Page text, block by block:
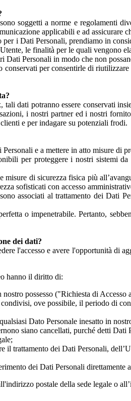
soggetti a norme e regolamenti
applicabili e ad assicurare
i Dati Personali, prendiamo in
le finalità per le quali vengono
Dati Personali in modo che non
per consentirle di
dati potranno essere conservati
i nostri partner ed i nostri
e per indagare su potenziali frodi.
e a mettere in atto misure
per proteggere i nostri sistemi
di sicurezza fisica più
sofisticati con accesso
associati al trattamento dei Dati
o impenetrabile. Pertanto,
dei dati?
l'accesso e avere l'opportunità di
hanno il diritto di:
possesso ("Richiesta di
ove possibile, il periodo di
Dato Personale inesatto in
siano cancellati, purché detti
il trattamento dei Dati Personali,
dei Dati Personali direttamente
postale della sede legale o